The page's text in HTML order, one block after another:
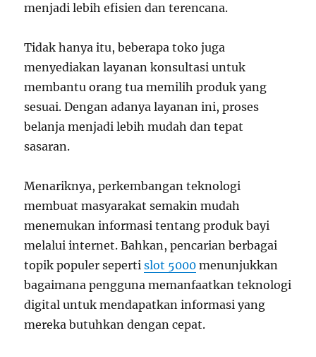
menjadi lebih efisien dan terencana.
Tidak hanya itu, beberapa toko juga
menyediakan layanan konsultasi untuk
membantu orang tua memilih produk yang
sesuai. Dengan adanya layanan ini, proses
belanja menjadi lebih mudah dan tepat
sasaran.
Menariknya, perkembangan teknologi
membuat masyarakat semakin mudah
menemukan informasi tentang produk bayi
melalui internet. Bahkan, pencarian berbagai
topik populer sepertislot 5000 menunjukkan
bagaimana pengguna memanfaatkan teknologi
digital untuk mendapatkan informasi yang
mereka butuhkan dengan cepat.